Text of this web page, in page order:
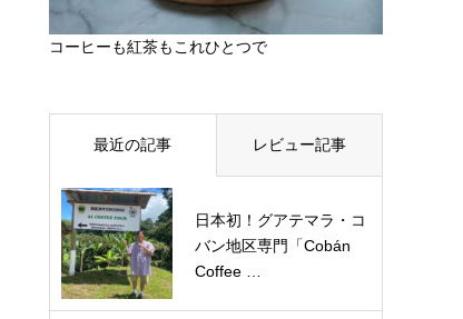
コーヒーも紅茶もこれひとつで
最近の記事 レビュー記事
日本初！グアテマラ・コ
バン地区専門「Cobán
Coffee …